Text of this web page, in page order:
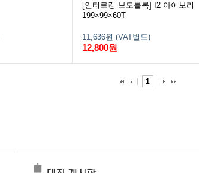
[인터로킹 보도블록] I2 아이보리
199×99×60T
11,636원 (VAT별도)
12,800원
1